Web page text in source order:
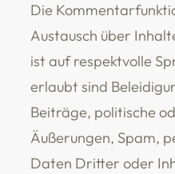
Die
Austausch über
ist auf respektvolle
erlaubt sind
Beiträge, politische
Äußerungen, Spam,
Daten Dritter oder